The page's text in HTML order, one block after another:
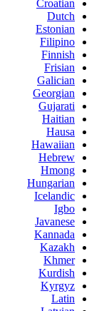
Croatian
Dutch
Estonian
Filipino
Finnish
Frisian
Galician
Georgian
Gujarati
Haitian
Hausa
Hawaiian
Hebrew
Hmong
Hungarian
Icelandic
Igbo
Javanese
Kannada
Kazakh
Khmer
Kurdish
Kyrgyz
Latin